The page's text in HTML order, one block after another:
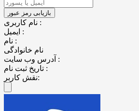
نام کاربری :
ایمیل :
نام :
نام خانوادگی
آدرس وب سایت :
تاریخ ثبت نام :
نقش کاربر: